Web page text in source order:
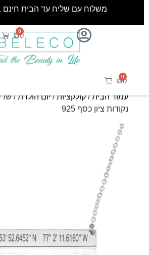
₪0
0
משלוח עם שליח עד הבית חינם
₪0
0
עמוד הבית/קולקציות/יום הולדת/
נקודות ציון כסף 925